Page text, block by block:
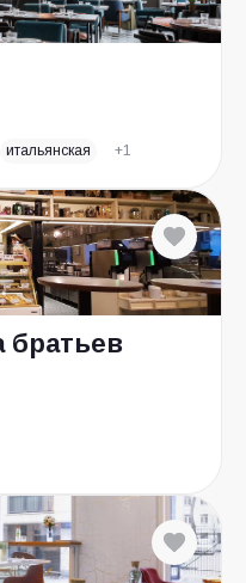
итальянская +1
братьев